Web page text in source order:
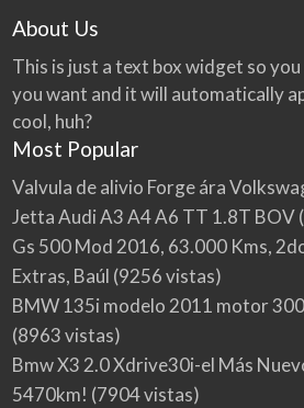
About Us
This is just a text box widget so
you want and it will automatically
cool, huh?
Most Popular
Valvula de alivio Forge ára
Jetta Audi A3 A4 A6 TT 1.8T BOV
Gs 500 Mod 2016, 63.000 Kms,
Extras, Baúl (9256 vistas)
BMW 135i modelo 2011 motor
(8963 vistas)
Bmw X3 2.0 Xdrive30i-el Más
5470km! (7904 vistas)